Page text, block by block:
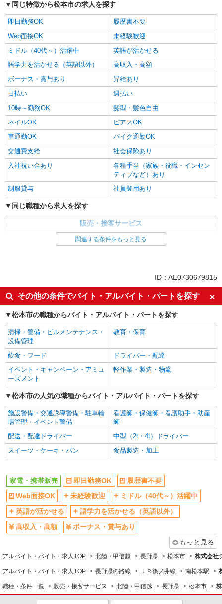
同じ特徴から松本市の求人を探す
即日勤務OK
履歴書不要
Web面接OK
未経験歓迎
ミドル（40代～）活躍中
英語が活かせる
語学力を活かせる（英語以外）
高収入・高額
ボーナス・賞与あり
昇給あり
日払い
週払い
10時～勤務OK
髪型・髪色自由
ネイルOK
ピアスOK
車通勤OK
バイク通勤OK
交通費支給
社会保険あり
入社祝い金あり
各種手当（家族・役職・インセン
ティブなど）あり
制服貸与
社員登用あり
同じ職種から求人を探す
販売・接客サービス
英語が活かせる
ボーナス・賞与あり
日払い
車通勤OK
交通費支給
社会保険あり
社員登用あり
関連する条件をもっと見る
ID：AE0730679815
その他の条件でバイト・アルバイト・パートを探す
松本市の職種からバイト・アルバイト・パートを探す
清掃・警備・ビルメンテナンス・
設備管理
教育・保育
飲食・フード
ドライバー・配達
イベント・キャンペーン・アミュ
ーズメント
軽作業・製造・物流
松本市の人気の職種からバイト・アルバイト・パートを探す
施設警備・交通誘導警備・駐車輪
場管理・イベント警備
看護師・保健師・看護助手・助産
師
配送・配達ドライバー
中型（2t・4t）ドライバー
スイーツ・ケーキ・パン
食品製造・加工
家電・携帯販売 即日勤務OK
履歴書不要
Web面接OK
未経験歓迎
ミドル（40代～）活躍中
英語が活かせる
語学力を活かせる（英語以外）
高収入・高額
ボーナス・賞与あり
もっと見る
アルバイト・バイト・求人TOP 北陸・甲信越 長野県 松本市 株式会社
アルバイト・バイト・求人TOP 長野県の路線 ＪＲ篠ノ井線 南松本駅
職種・条件一覧 販売・接客サービス 北陸・甲信越 長野県 松本市